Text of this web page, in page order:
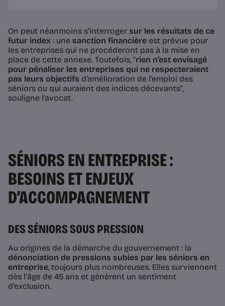
On peut néanmoins s’interroger sur les résultats de ce
futur index : une sanction financière est prévue pour
les entreprises qui ne procéderont pas à la mise en
place de cette annexe. Toutefois, “rien n’est envisagé
pour pénaliser les entreprises qui ne respecteraient
pas leurs objectifs d’amélioration de l’emploi des
séniors ou qui auraient des indices décevants”,
souligne l’avocat.
SÉNIORS EN ENTREPRISE :
BESOINS ET ENJEUX
D’ACCOMPAGNEMENT
DES SÉNIORS SOUS PRESSION
Au origines de la démarche du gouvernement : la
dénonciation de pressions subies par les séniors en
entreprise, toujours plus nombreuses. Elles surviennent
dès l’âge de 45 ans et génèrent un sentiment
d’exclusion.